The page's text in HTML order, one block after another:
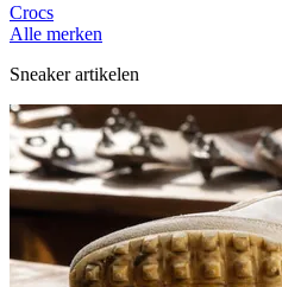
Crocs
Alle merken
Sneaker artikelen